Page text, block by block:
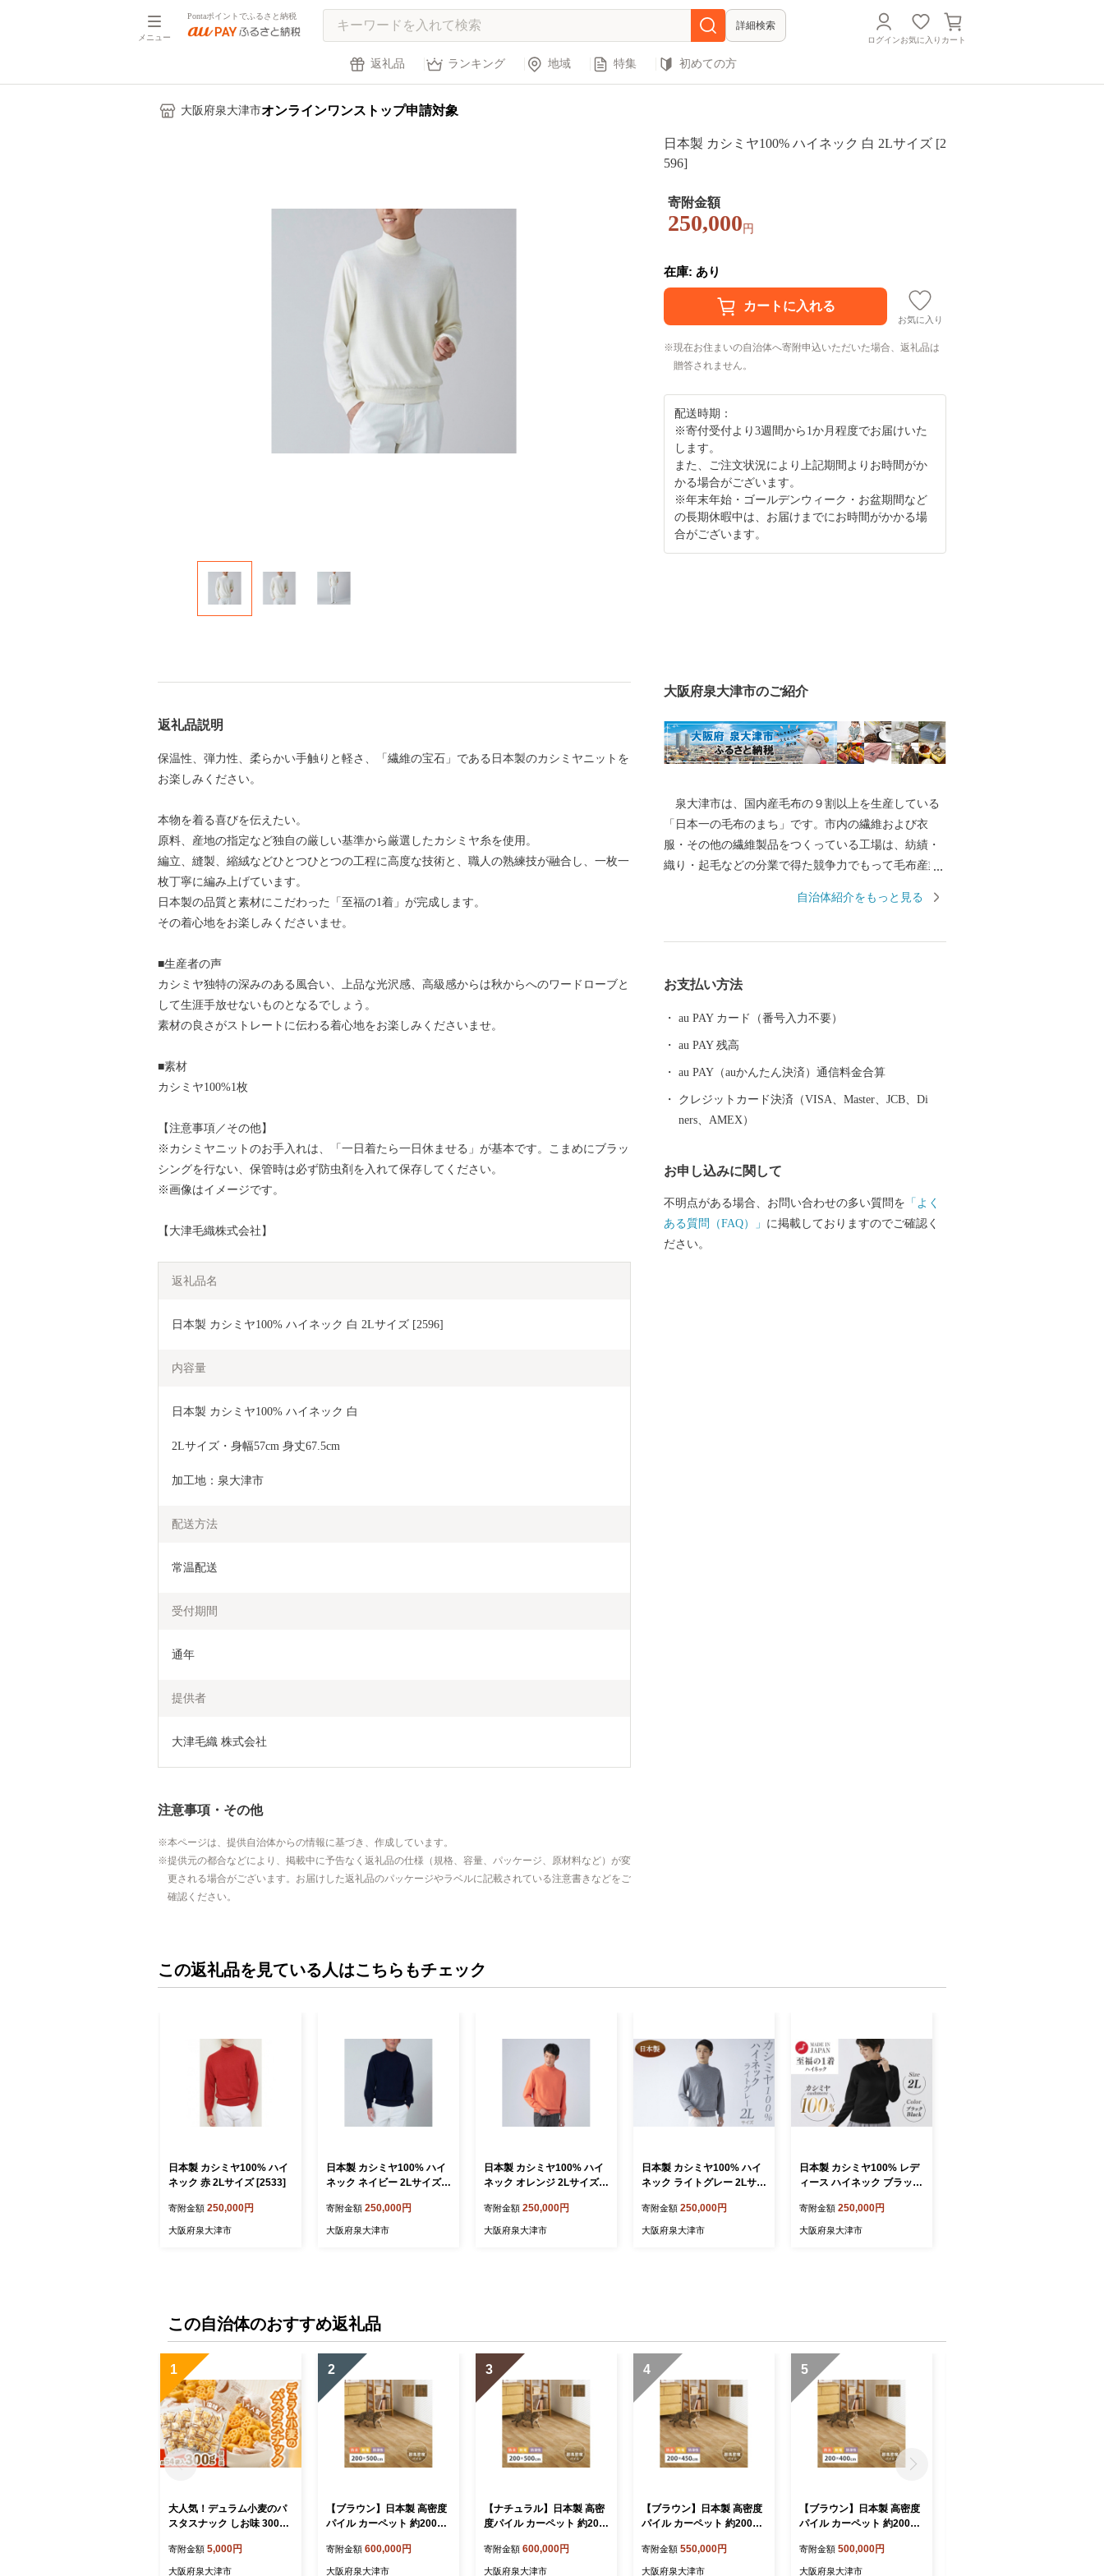
メニュー
Pontaポイントでふるさと納税
詳細検索
ログインお気に入り カート
返礼品 ランキング 地域 特集 初めての方
大阪府泉大津市オンラインワンストップ申請対象
日本製 カシミヤ100% ハイネック 白 2Lサイズ [2
596]
寄附金額
250,000 円
在庫: あり
お気に入り
現在お住まいの自治体へ寄附申込いただいた場合、返礼品は
贈答されません。
配送時期：
※寄付受付より3週間から1か月程度でお届けいた
します。
また、ご注文状況により上記期間よりお時間がか
かる場合がございます。
※年末年始・ゴールデンウィーク・お盆期間など
の長期休暇中は、お届けまでにお時間がかかる場
合がございます。
返礼品説明
保温性、弾力性、柔らかい手触りと軽さ、「繊維の宝石」である日本製のカシミヤニットを
お楽しみください。
本物を着る喜びを伝えたい。
原料、産地の指定など独自の厳しい基準から厳選したカシミヤ糸を使用。
編立、縫製、縮絨などひとつひとつの工程に高度な技術と、職人の熟練技が融合し、一枚一
枚丁寧に編み上げています。
日本製の品質と素材にこだわった「至福の1着」が完成します。
その着心地をお楽しみくださいませ。
■生産者の声
カシミヤ独特の深みのある風合い、上品な光沢感、高級感からは秋からへのワードローブと
して生涯手放せないものとなるでしょう。
素材の良さがストレートに伝わる着心地をお楽しみくださいませ。
■素材
カシミヤ100%1枚
【注意事項／その他】
※カシミヤニットのお手入れは、「一日着たら一日休ませる」が基本です。こまめにブラッ
シングを行ない、保管時は必ず防虫剤を入れて保存してください。
※画像はイメージです。
【大津毛織株式会社】
返礼品名
日本製 カシミヤ100% ハイネック 白 2Lサイズ [2596]
内容量
日本製 カシミヤ100% ハイネック 白
2Lサイズ・身幅57cm 身丈67.5cm
加工地：泉大津市
配送方法
常温配送
受付期間
通年
提供者
大津毛織 株式会社
注意事項・その他
本ページは、提供自治体からの情報に基づき、作成しています。
提供元の都合などにより、掲載中に予告なく返礼品の仕様（規格、容量、パッケージ、原材料など）が変
更される場合がございます。お届けした返礼品のパッケージやラベルに記載されている注意書きなどをご
確認ください。
大阪府泉大津市のご紹介
泉大津市は、国内産毛布の９割以上を生産している
「日本一の毛布のまち」です。市内の繊維および衣
服・その他の繊維製品をつくっている工場は、紡績・
織り・起毛などの分業で得た競争力でもって毛布産業
く、奈良時代には府中におかれた国の役所の外港とし
昭和17年4月1日に市制を施行、泉大津市と改称。大
す。西北部は大阪湾に面し、はるかに六甲山、淡路島
を望むことができます。市内全域がほぼ平坦で、市街
化区域になっています。
自治体紹介をもっと見る
お支払い方法
au PAY カード（番号入力不要）
au PAY 残高
au PAY（auかんたん決済）通信料金合算
クレジットカード決済（VISA、Master、JCB、Di
ners、AMEX）
お申し込みに関して
不明点がある場合、お問い合わせの多い質問を 「よく
ある質問（FAQ）」 に掲載しておりますのでご確認く
ださい。
この返礼品を見ている人はこちらもチェック
日本製 カシミヤ100% ハイ
ネック 赤 2Lサイズ [2533]
寄附金額 250,000円
大阪府泉大津市
日本製 カシミヤ100% ハイ
ネック ネイビー 2Lサイズ
寄附金額 250,000円
大阪府泉大津市
日本製 カシミヤ100% ハイ
ネック オレンジ 2Lサイズ
寄附金額 250,000円
大阪府泉大津市
日本製 カシミヤ100% ハイ
ネック ライトグレー 2Lサイ
寄附金額 250,000円
大阪府泉大津市
日本製 カシミヤ100% レデ
ィース ハイネック ブラック
寄附金額 250,000円
大阪府泉大津市
この自治体のおすすめ返礼品
1
大人気！デュラム小麦のパ
スタスナック しお味 300g
ク菓子 個包装 パスタ スナ
ック 塩味 しお味 おやつ お
寄附金額 5,000円
大阪府泉大津市
2
【ブラウン】日本製 高密度
パイル カーペット 約200×5
00044017
寄附金額 600,000円
大阪府泉大津市
3
【ナチュラル】日本製 高密
度パイル カーペット 約200
調 700044007
寄附金額 600,000円
大阪府泉大津市
4
【ブラウン】日本製 高密度
パイル カーペット 約200×4
ーリング調 700044016
寄附金額 550,000円
大阪府泉大津市
5
【ブラウン】日本製 高密度
パイル カーペット 約200×4
00044015
寄附金額 500,000円
大阪府泉大津市